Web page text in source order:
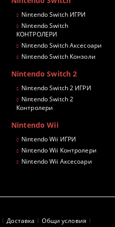
Nintendo Switch ИГРИ
Nintendo Switch
КОНТРОЛЕРИ
Nintendo Switch Аксесоари
Nintendo Switch Конзоли
Nintendo Switch 2
Nintendo Switch 2 ИГРИ
Nintendo Switch 2
Контролери
Nintendo Wii
Nintendo Wii ИГРИ
Nintendo Wii Контролери
Nintendo Wii Аксесоари
Доставка Общи условия